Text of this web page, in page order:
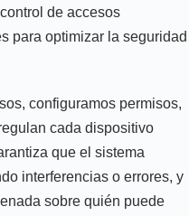
de accesos
para optimizar la seguridad
configuramos permisos,
cada dispositivo
que el sistema
interferencias o errores, y
sobre quién puede